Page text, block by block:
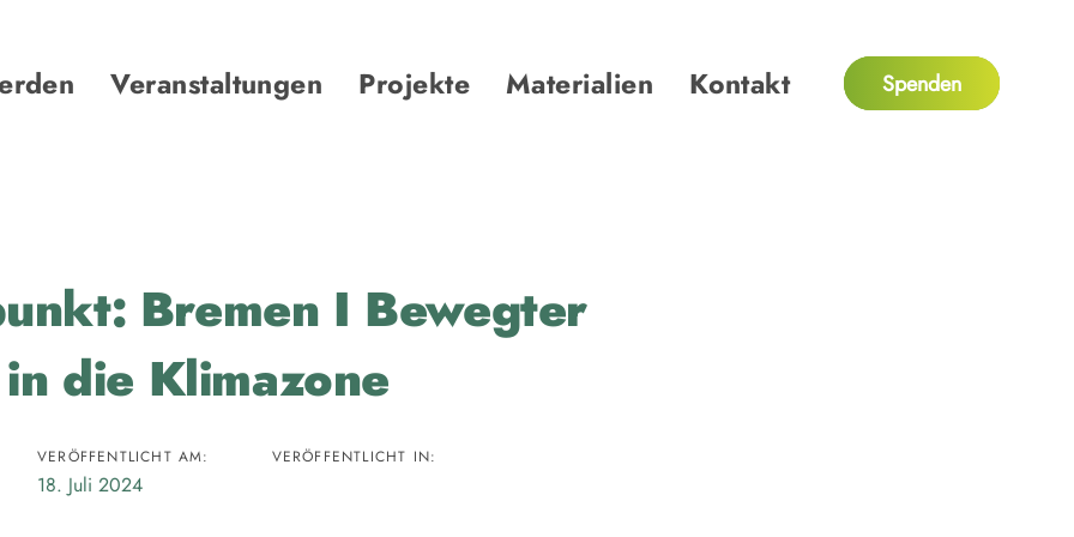
Veranstaltungen Projekte Materialien Kontakt Spenden
Bremen I Bewegter
die Klimazone
VERÖFFENTLICHT AM:
18. Juli 2024
VERÖFFENTLICHT IN: